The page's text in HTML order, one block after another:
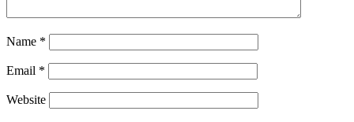
Name *
Email *
Website